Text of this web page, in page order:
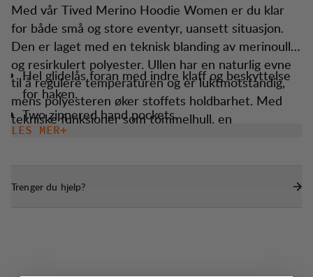
Med vår Tived Merino Hoodie Women er du klar
for både små og store eventyr, uansett situasjon.
Den er laget med en teknisk blanding av merinoull
og resirkulert polyester. Ullen har en naturlig evne
til å regulere temperaturen og er luktmotstandig,
mens polyesteren øker stoffets holdbarhet. Med
tekniske funksjoner som tommelhull, en
tettsittende hette og en atletisk passform, sikrer
helårsfølgesvenn uansett dine bestrebelser.
Hel glidelås foran med indre klaff og beskyttelse
for haken.
Two zippered hand pockets.
Tommelhull for større varme.
LES MER
Trenger du hjelp?